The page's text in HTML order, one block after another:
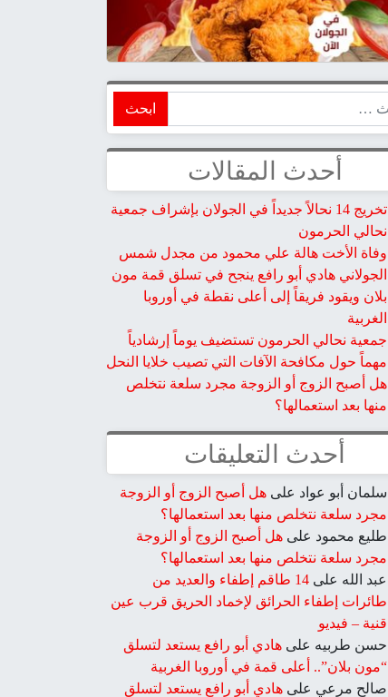
أحدث المقالات
تخريج 14 نحالاً جديداً في الجولان بإشراف جمعية
نحالي الحرمون
وفاة الأخت هالة علي محمود من مجدل شمس
الجولاني هادي أبو رافع ينجح في تسلق قمة مون
بلان ويقود فريقاً إلى أعلى نقطة في أوروبا
الغربية
جمعية نحالي الحرمون تستضيف يوماً إرشادياً
مهماً حول مكافحة الآفات التي تصيب خلايا النحل
هل أصبح الزوج أو الزوجة مجرد سلعة نتخلص
منها بعد استعمالها؟
أحدث التعليقات
سلمان أبو عواد على هل أصبح الزوج أو الزوجة
مجرد سلعة نتخلص منها بعد استعمالها؟
طليع محمود على هل أصبح الزوج أو الزوجة
مجرد سلعة نتخلص منها بعد استعمالها؟
عبد الله على
14 طاقم إطفاء والعديد من
طائرات إطفاء الحرائق لإخماد الحريق قرب عين
قنية – فيديو
حسن طربيه على هادي أبو رافع يستعد لتسلق
“مون بلان”.. أعلى قمة في أوروبا الغربية
صالح مرعي على هادي أبو رافع يستعد لتسلق